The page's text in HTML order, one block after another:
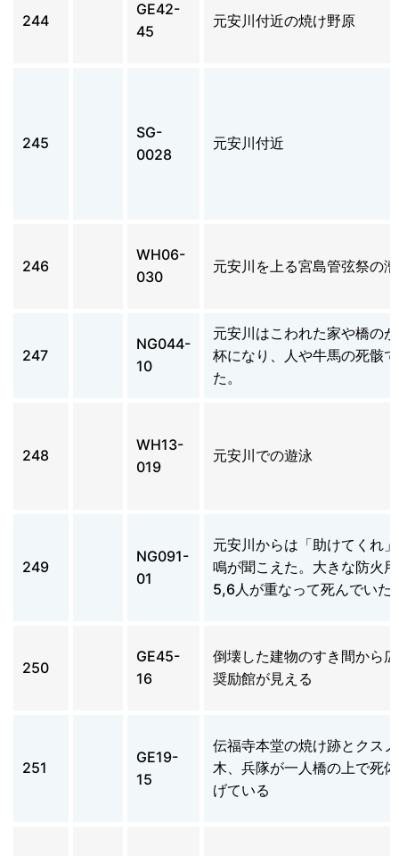
244
GE42-
45
元安川付近の焼け野原
245
SG-
0028
元安川付近
246
WH06-
030
元安川を上る宮島管弦祭の
247
NG044-
10
元安川はこわれた家や橋の
杯になり、人や牛馬の死骸
た。
248
WH13-
019
元安川での遊泳
249
NG091-
01
元安川からは「助けてくれ
鳴が聞こえた。大きな防火
5,6人が重なって死んでいた
250
GE45-
16
倒壊した建物のすき間から
奨励館が見える
251
GE19-
15
伝福寺本堂の焼け跡とクス
木、兵隊が一人橋の上で死
げている